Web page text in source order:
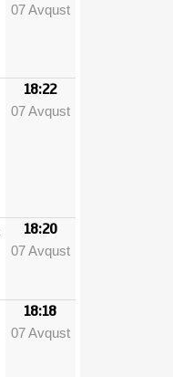
07 Avqust
18:22
07 Avqust
18:20
07 Avqust
18:18
07 Avqust